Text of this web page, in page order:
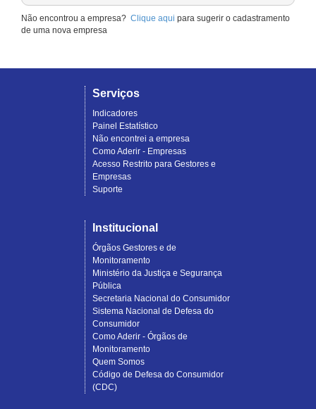
Não encontrou a empresa? Clique aqui para sugerir o cadastramento
de uma nova empresa
Serviços
Indicadores
Painel Estatístico
Não encontrei a empresa
Como Aderir - Empresas
Acesso Restrito para Gestores e
Empresas
Suporte
Institucional
Órgãos Gestores e de
Monitoramento
Ministério da Justiça e Segurança
Pública
Secretaria Nacional do Consumidor
Sistema Nacional de Defesa do
Consumidor
Como Aderir - Órgãos de
Monitoramento
Quem Somos
Código de Defesa do Consumidor
(CDC)